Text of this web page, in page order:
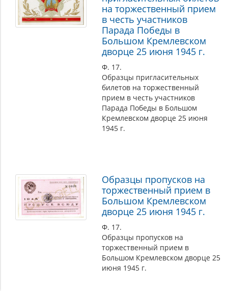
на торжественный прием
в честь участников
Парада Победы в
Большом Кремлевском
дворце 25 июня 1945 г.
Ф. 17.
Образцы пригласительных
билетов на торжественный
прием в честь участников
Парада Победы в Большом
Кремлевском дворце 25 июня
1945 г.
Образцы пропусков на
торжественный прием в
Большом Кремлевском
дворце 25 июня 1945 г.
Ф. 17.
Образцы пропусков на
торжественный прием в
Большом Кремлевском дворце 25
июня 1945 г.